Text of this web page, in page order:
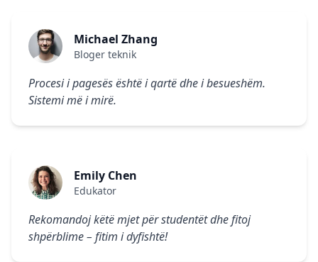
Michael Zhang
Bloger teknik
Procesi i pagesës është i qartë dhe i besueshëm.
Sistemi më i mirë.
Emily Chen
Edukator
Rekomandoj këtë mjet për studentët dhe fitoj
shpërblime – fitim i dyfishtë!